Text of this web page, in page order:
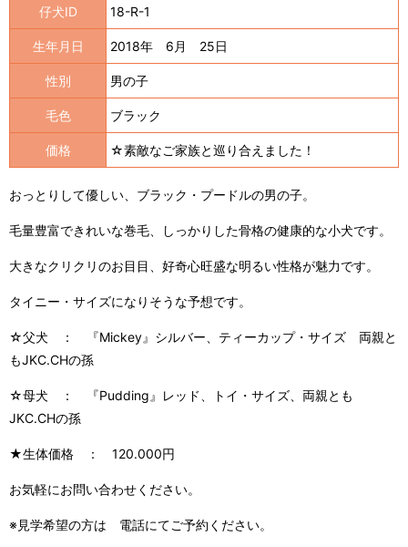
仔犬ID 18-R-1
生年月日 2018年 6月 25日
性別 男の子
毛色 ブラック
価格 ☆素敵なご家族と巡り合えました！
おっとりして優しい、ブラック・プードルの男の子。
毛量豊富できれいな巻毛、しっかりした骨格の健康的な小犬です。
大きなクリクリのお目目、好奇心旺盛な明るい性格が魅力です。
タイニー・サイズになりそうな予想です。
☆父犬 ： 『Mickey』シルバー、ティーカップ・サイズ 両親と
もJKC.CHの孫
☆母犬 ： 『Pudding』レッド、トイ・サイズ、両親とも
JKC.CHの孫
★生体価格 ： 120.000円
お気軽にお問い合わせください。
※見学希望の方は 電話にてご予約ください。